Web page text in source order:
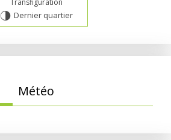
Transfiguration
T Dernier quartier
Météo